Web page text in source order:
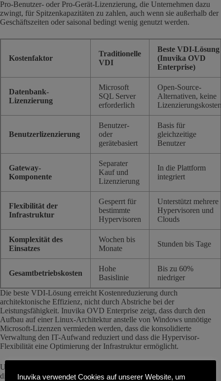
Pro-Benutzer- oder Pro-Gerät-Lizenzierung, die Unternehmen dazu
zwingt, für Spitzenkapazitäten zu zahlen, auch wenn sie außerhalb der
Geschäftszeiten oder saisonal bedingt wenig genutzt werden.
Kostenfaktor
Traditionelle
VDI
Beste VDI-Lösung
(Inuvika OVD
Enterprise)
Datenbank-
Lizenzierung
Microsoft
SQL Server
erforderlich
Open-Source-
Alternativen, keine
Lizenzierungskosten
Benutzerlizenzierung
Benutzer-
oder
gerätebasiert
Basis für
gleichzeitige
Benutzer
Gateway-
Komponente
Separater
Kauf und
Lizenzierung
In die Plattform
integriert
Flexibilität der
Infrastruktur
Gesperrt für
bestimmte
Hypervisoren
Unterstützt mehrere
Hypervisoren und
Clouds
Komplexität des
Einsatzes
Wochen bis
Monate
Stunden bis Tage
Gesamtbetriebskosten
Hohe
Basislinie
Bis zu 60%
niedriger
Die beste VDI-Lösung erreicht Kostenreduzierung durch
architektonische Effizienz, nicht durch Abstriche bei der
Leistungsfähigkeit. Inuvika OVD Enterprise zeigt, dass durch den
Aufbau auf einer Linux-Architektur anstelle von Windows unnötige
Microsoft-Lizenzen vermieden werden, dass die konsolidierte
Verwaltung den IT-Aufwand reduziert und dass die Hypervisor-
Flexibilität eine Optimierung der Infrastruktur ermöglicht.
Unternehmen, die VDI-Lösungen evaluieren, stellen häufig fest, dass
die beste VDI-Lösung Kosteneinsparungen von mehr als 60 Prozent
Inuvika verwendet Cookies auf unserer Website, um